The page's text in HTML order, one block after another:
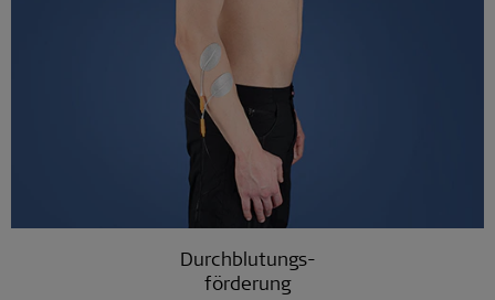
Durchblutungs-
förderung